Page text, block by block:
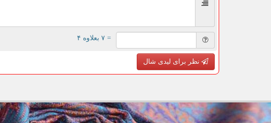
= ۷ بعلاوه ۴
نظر برای لیدی شال